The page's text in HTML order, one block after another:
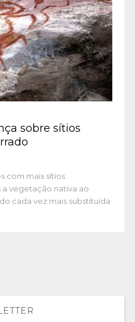
sobre sítios
com mais sítios
a vegetação nativa ao
cada vez mais substituída